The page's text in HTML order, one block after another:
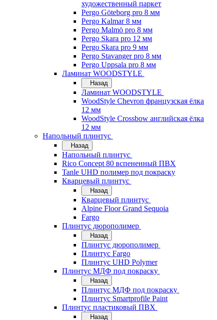
художественный паркет
Pergo Göteborg pro 8 мм
Pergo Kalmar 8 мм
Pergo Malmö pro 8 мм
Pergo Skara pro 12 мм
Pergo Skara pro 9 мм
Pergo Stavanger pro 8 мм
Pergo Uppsala pro 8 мм
Ламинат WOODSTYLE
Назад
Ламинат WOODSTYLE
WoodStyle Chevron французская ёлка
12 мм
WoodStyle Crossbow английская ёлка
12 мм
Напольный плинтус
Назад
Напольный плинтус
Rico Concept 80 вспененный ПВХ
Tanle UHD полимер под покраску
Кварцевый плинтус
Назад
Кварцевый плинтус
Alpine Floor Grand Sequoia
Fargo
Плинтус дюрополимер
Назад
Плинтус дюрополимер
Плинтус Fargo
Плинтус UHD Polymer
Плинтус МДФ под покраску
Назад
Плинтус МДФ под покраску
Плинтус Smartprofile Paint
Плинтус пластиковый ПВХ
Назад